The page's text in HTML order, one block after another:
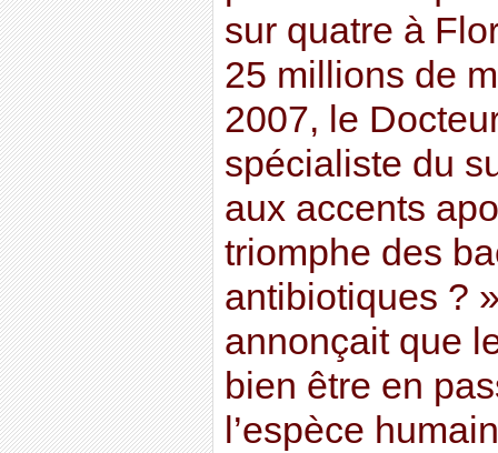
sur quatre à
25 millions de
2007, le
spécialiste du
aux accents
triomphe des
antibiotiques ?
annonçait que
bien être en
l’espèce